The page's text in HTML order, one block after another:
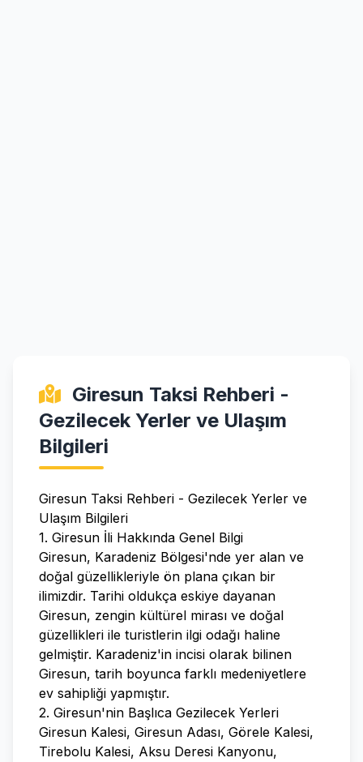
Giresun Taksi Rehberi -
Gezilecek Yerler ve Ulaşım
Bilgileri
Giresun Taksi Rehberi - Gezilecek Yerler ve
Ulaşım Bilgileri
1. Giresun İli Hakkında Genel Bilgi
Giresun, Karadeniz Bölgesi'nde yer alan ve
doğal güzellikleriyle ön plana çıkan bir
ilimizdir. Tarihi oldukça eskiye dayanan
Giresun, zengin kültürel mirası ve doğal
güzellikleri ile turistlerin ilgi odağı haline
gelmiştir. Karadeniz'in incisi olarak bilinen
Giresun, tarih boyunca farklı medeniyetlere
ev sahipliği yapmıştır.
2. Giresun'nin Başlıca Gezilecek Yerleri
Giresun Kalesi, Giresun Adası, Görele Kalesi,
Tirebolu Kalesi, Aksu Deresi Kanyonu,